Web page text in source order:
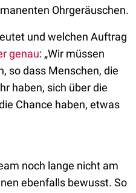
Ohrgeräuschen.
und welchen Auftrag
genau: „Wir müssen
so dass Menschen, die
haben, sich über die
Chance haben, etwas
noch lange nicht am
ebenfalls bewusst. So